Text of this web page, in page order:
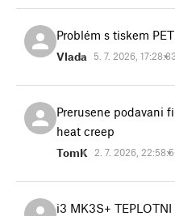
Problém s tiskem
Vlada 5. 7. 2026, 17:28:33
Prerusene podavani
heat creep
TomK 2. 7. 2026,
i3 MK3S+